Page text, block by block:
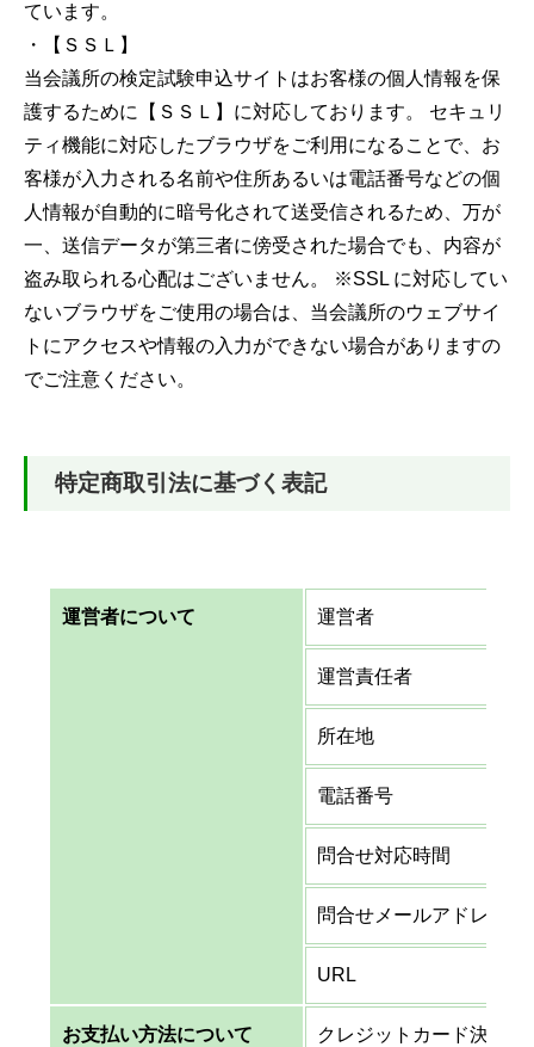
ています。
・【ＳＳＬ】
当会議所の検定試験申込サイトはお客様の個人情報を保
護するために【ＳＳＬ】に対応しております。 セキュリ
ティ機能に対応したブラウザをご利用になることで、お
客様が入力される名前や住所あるいは電話番号などの個
人情報が自動的に暗号化されて送受信されるため、万が
一、送信データが第三者に傍受された場合でも、内容が
盗み取られる心配はございません。 ※SSL に対応してい
ないブラウザをご使用の場合は、当会議所のウェブサイ
トにアクセスや情報の入力ができない場合がありますの
でご注意ください。
特定商取引法に基づく表記
運営者について 運営者
運営責任者
所在地
電話番号
問合せ対応時間
問合せメールアドレス
URL
お支払い方法について クレジットカード決済